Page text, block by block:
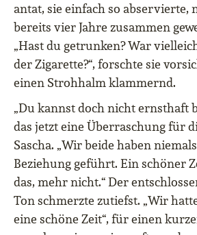
antat, sie einfach so abservierte,
bereits vier Jahre zusammen
„Hast du getrunken? War
der Zigarette?“, forschte sie
einen Strohhalm klammernd.
„Du kannst doch nicht ernsthaft
das jetzt eine Überraschung für
Sascha. „Wir beide haben
Beziehung geführt. Ein schöner
das, mehr nicht.“ Der
Ton schmerzte zutiefst. „Wir
eine schöne Zeit“, für einen